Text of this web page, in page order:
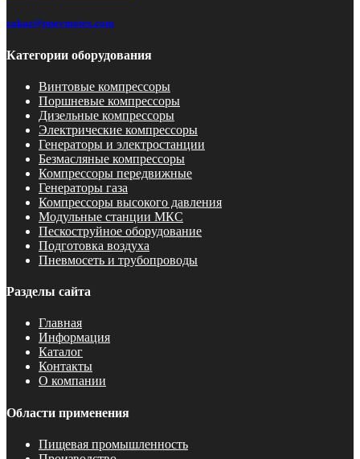
zakaz@pnevmotex.com
Категории оборудования
Винтовые компрессоры
Поршневые компрессоры
Дизельные компрессоры
Электрические компрессоры
Генераторы и электростанции
Безмасляные компрессоры
Компрессоры передвижные
Генераторы газа
Компрессоры высокого давления
Модульные станции МКС
Пескоструйное оборудование
Подготовка воздуха
Пневмосеть и трубопроводы
Разделы сайта
Главная
Информация
Каталог
Контакты
О компании
Области применения
Пищевая промышленность